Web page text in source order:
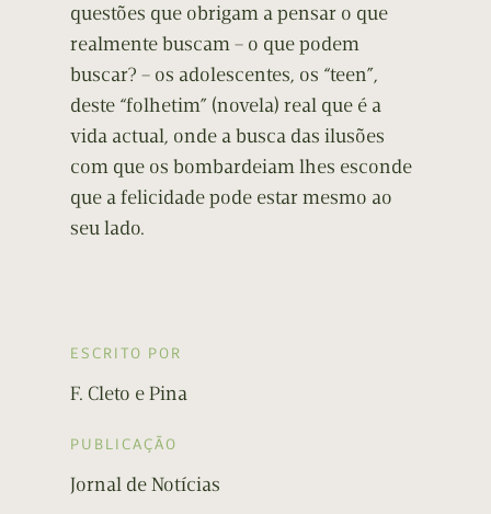
questões que obrigam a pensar o que
realmente buscam – o que podem
buscar? – os adolescentes, os “teen”,
deste “folhetim” (novela) real que é a
vida actual, onde a busca das ilusões
com que os bombardeiam lhes esconde
que a felicidade pode estar mesmo ao
seu lado.
ESCRITO POR
F. Cleto e Pina
PUBLICAÇÃO
Jornal de Notícias